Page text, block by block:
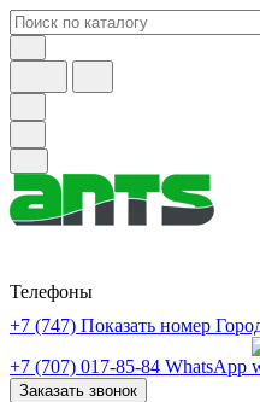
Телефоны
+7 (747) Показать номер
+7 (707) 017-85-84 WhatsApp
Заказать звонок